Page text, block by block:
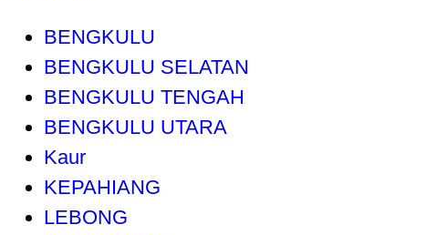
BENGKULU
BENGKULU SELATAN
BENGKULU TENGAH
BENGKULU UTARA
Kaur
KEPAHIANG
LEBONG